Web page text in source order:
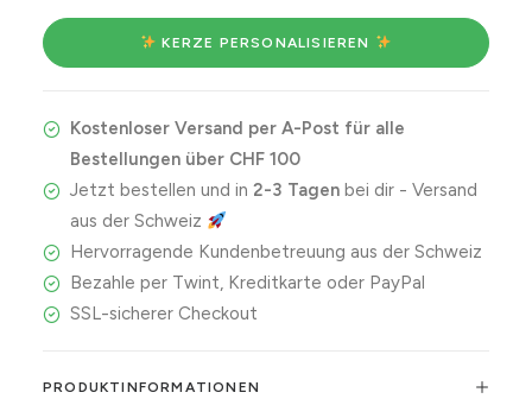
KERZE PERSONALISIEREN
Kostenloser Versand per A-Post für alle
Bestellungen über CHF 100
Jetzt bestellen und in 2-3 Tagenbei dir - Versand
aus der Schweiz
Hervorragende Kundenbetreuung aus der Schweiz
Bezahle per Twint, Kreditkarte oder PayPal
SSL-sicherer Checkout
PRODUKTINFORMATIONEN